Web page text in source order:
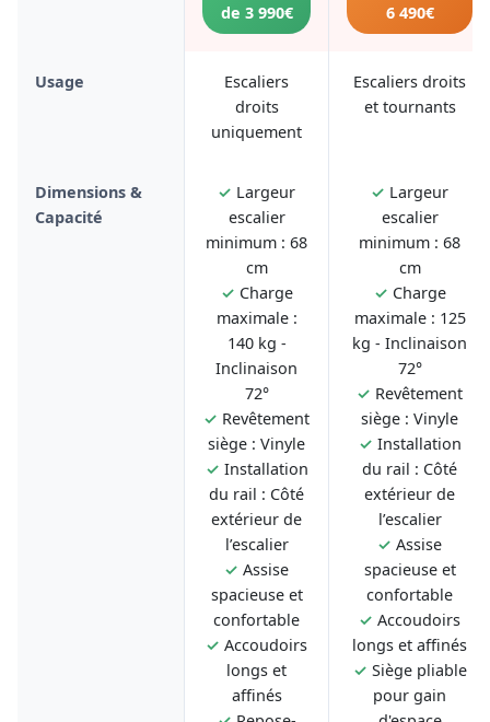
de 3 990€
6 490€
Usage
Escaliers
droits
uniquement
Escaliers droits
et tournants
Dimensions &
Capacité
✓ Largeur
escalier
minimum : 68
cm
✓ Charge
maximale :
140 kg -
Inclinaison
72°
✓ Revêtement
siège : Vinyle
✓ Installation
du rail : Côté
extérieur de
l’escalier
✓ Assise
spacieuse et
confortable
✓ Accoudoirs
longs et
affinés
✓ Largeur
escalier
minimum : 68
cm
✓ Charge
maximale : 125
kg - Inclinaison
72°
✓ Revêtement
siège : Vinyle
✓ Installation
du rail : Côté
extérieur de
l’escalier
✓ Assise
spacieuse et
confortable
✓ Accoudoirs
longs et affinés
✓ Siège pliable
pour gain